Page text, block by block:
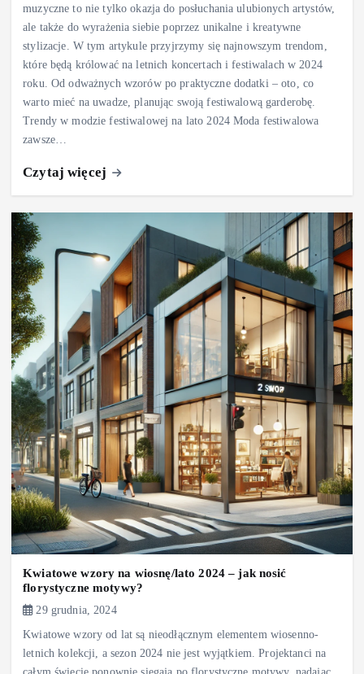
muzyczne to nie tylko okazja do posłuchania ulubionych artystów,
ale także do wyrażenia siebie poprzez unikalne i kreatywne
stylizacje. W tym artykule przyjrzymy się najnowszym trendom,
które będą królować na letnich koncertach i festiwalach w 2024
roku. Od odważnych wzorów po praktyczne dodatki – oto, co
warto mieć na uwadze, planując swoją festiwalową garderobę.
Trendy w modzie festiwalowej na lato 2024 Moda festiwalowa
zawsze…
Czytaj więcej
Kwiatowe wzory na wiosnę/lato 2024 – jak nosić
florystyczne motywy?
29 grudnia, 2024
Kwiatowe wzory od lat są nieodłącznym elementem wiosenno-
letnich kolekcji, a sezon 2024 nie jest wyjątkiem. Projektanci na
całym świecie ponownie sięgają po florystyczne motywy, nadając